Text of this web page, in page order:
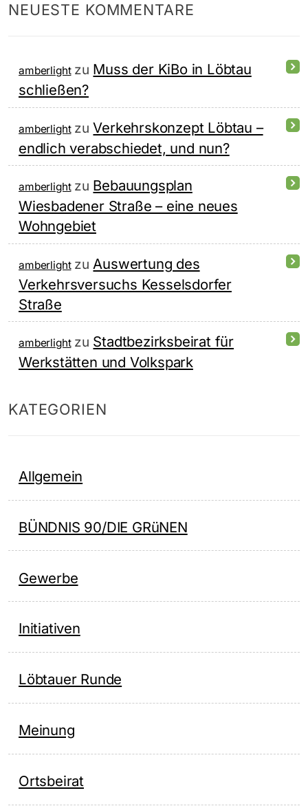
NEUESTE KOMMENTARE
amberlightzu Muss der KiBo in Löbtau
schließen?
amberlightzuVerkehrskonzept Löbtau –
endlich verabschiedet, und nun?
amberlightzu Bebauungsplan
Wiesbadener Straße – eine neues
Wohngebiet
amberlightzuAuswertung des
Verkehrsversuchs Kesselsdorfer
Straße
amberlightzu Stadtbezirksbeirat für
Werkstätten und Volkspark
KATEGORIEN
Allgemein
BÜNDNIS 90/DIE GRüNEN
Gewerbe
Initiativen
Löbtauer Runde
Meinung
Ortsbeirat